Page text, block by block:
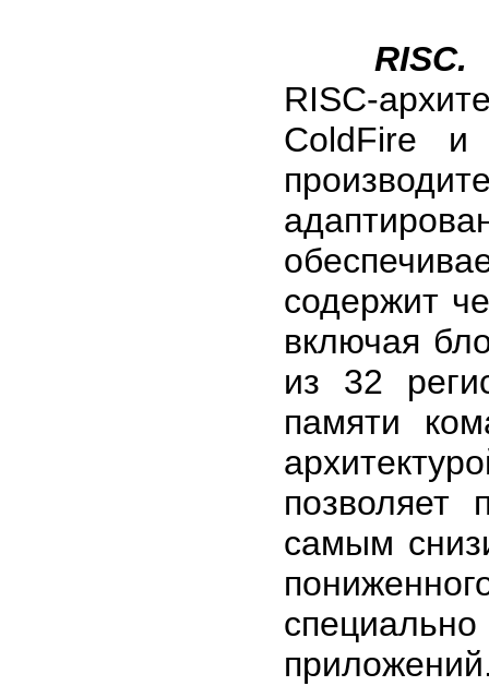
RISC.
RISC-
ColdFire и
содержит
включая
из 32
памяти
позволяет
самым